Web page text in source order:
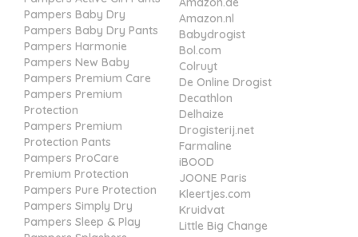
Pampers Baby Dry
Pampers Baby Dry Pants
Pampers Harmonie
Pampers New Baby
Pampers Premium Care
Pampers Premium
Protection
Pampers Premium
Protection Pants
Pampers ProCare
Premium Protection
Pampers Pure Protection
Pampers Simply Dry
Pampers Sleep & Play
Amazon.nl
Babydrogist
Bol.com
Colruyt
De Online Drogist
Decathlon
Delhaize
Drogisterij.net
Farmaline
iBOOD
JOONE Paris
Kleertjes.com
Kruidvat
Little Big Change